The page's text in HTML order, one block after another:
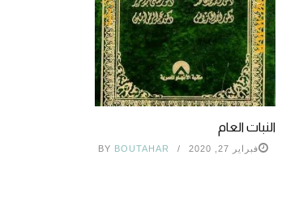
النبات العام
فبراير 27, 2020 BY BOUTAHAR